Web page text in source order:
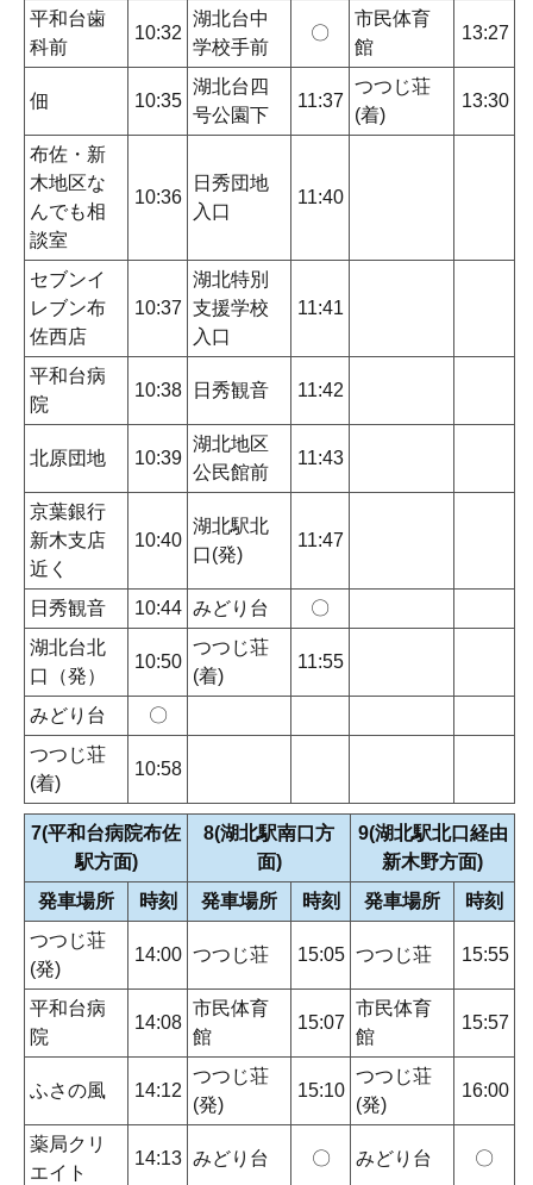
平和台歯
科前
10:32
湖北台中
学校手前
〇
市民体育
館
13:27
佃 10:35
湖北台四
号公園下
11:37
つつじ荘
(着)
13:30
布佐・新
木地区な
んでも相
談室
10:36
日秀団地
入口
11:40
セブンイ
レブン布
佐西店
10:37
湖北特別
支援学校
入口
11:41
平和台病
院
10:38 日秀観音 11:42
北原団地 10:39
湖北地区
公民館前
11:43
京葉銀行
新木支店
近く
10:40
湖北駅北
口(発)
11:47
日秀観音 10:44 みどり台
〇
湖北台北
口（発）
10:50
つつじ荘
(着)
11:55
みどり台
〇
つつじ荘
(着)
10:58
7(平和台病院布佐
駅方面)
8(湖北駅南口方
面)
9(湖北駅北口経由
新木野方面)
発車場所
時刻 発車場所 時刻 発車場所
時刻
つつじ荘
(発)
14:00 つつじ荘 15:05 つつじ荘 15:55
平和台病
院
14:08
市民体育
館
15:07
市民体育
館
15:57
ふさの風 14:12
つつじ荘
(発)
15:10
つつじ荘
(発)
16:00
薬局クリ
エイト
14:13 みどり台 〇 みどり台 〇